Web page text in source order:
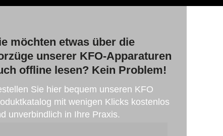
möchten etwas über die
unserer KFO-Apparaturen
offline lesen? Kein Problem!
Sie hier bequem unseren KFO
mit wenigen Klicks kostenlos
unverbindlich in Ihre Praxis.